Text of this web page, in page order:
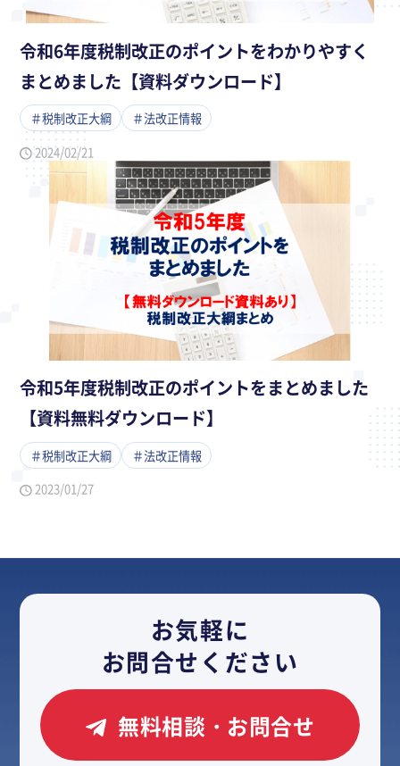
令和6年度税制改正のポイントをわかりやすく
まとめました【資料ダウンロード】
＃税制改正大綱 ＃法改正情報
2024/02/21
令和5年度税制改正のポイントをまとめました
【資料無料ダウンロード】
＃税制改正大綱 ＃法改正情報
2023/01/27
お気軽に
お問合せください
無料相談・お問合せ